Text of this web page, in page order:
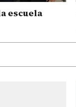
escuela